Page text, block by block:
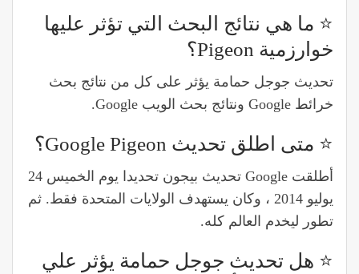
⭐️ ما هي نتائج البحث التي تؤثر عليها
خوارزمية Pigeon؟
تحديث جوجل حمامة يؤثر على كل من نتائج بحث
خرائط Google ونتائج بحث الويب Google.
⭐️ متى اطلق تحديث Google Pigeon؟
أطلقت Google تحديث بيجون تحديدا يوم الخميس 24
يوليو 2014 ، وكان يستهدف الولايات المتحدة فقط. ثم
تطور ليخدم العالم كله.
⭐️ هل تحديث جوجل حمامة يؤثر علي